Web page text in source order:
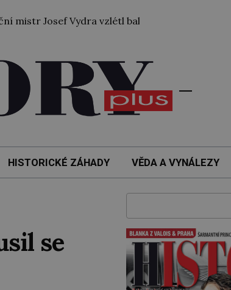
Josef Vydra vzlétl balónem ze zahrady
HISTORICKÉ ZÁHADY VĚDA A VYNÁLEZY
se